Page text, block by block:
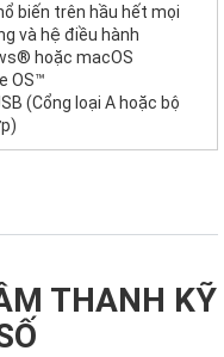
biến trên hầu hết mọi
và hệ điều hành
hoặc macOS
OS™
(Cổng loại A hoặc bộ
THANH KỸ